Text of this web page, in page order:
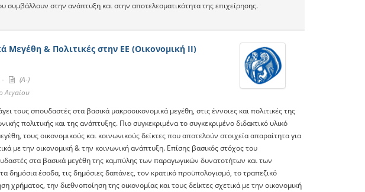
στην ανάπτυξη και στην αποτελεσματικότητα της επιχείρησης.
Μεγέθη & Πολιτικές στην ΕΕ (Οικονομική ΙΙ)
(A-)
Αιγαίου
τους σπουδαστές στα βασικά μακροοικονομικά μεγέθη, στις έννοιες και πολιτικές της
πολιτικής και της ανάπτυξης. Πιο συγκεκριμένα το συγκεκριμένο διδακτικό υλικό
τους οικονομικούς και κοινωνικούς δείκτες που αποτελούν στοιχεία απαραίτητα για
με την οικονομική & την κοινωνική ανάπτυξη. Επίσης βασικός στόχος του
στα βασικά μεγέθη της καμπύλης των παραγωγικών δυνατοτήτων και των
δημόσια έσοδα, τις δημόσιες δαπάνες, τον κρατικό προϋπολογισμό, το τραπεζικό
χρήματος, την διεθνοποίηση της οικονομίας και τους δείκτες σχετικά με την οικονομική